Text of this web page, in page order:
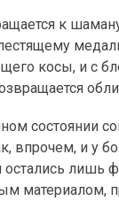
к
косы, и с
состоянии
впрочем, и у
остались лишь